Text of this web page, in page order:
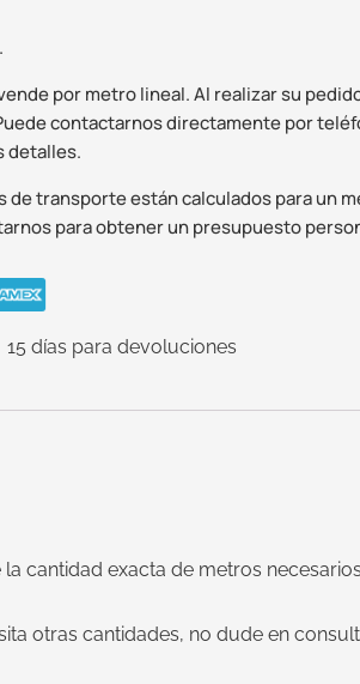
por metro lineal. Al realizar su
contactarnos directamente por
detalles.
de transporte están calculados para un
para obtener un presupuesto
15 días para devoluciones
cantidad exacta de metros
otras cantidades, no dude en